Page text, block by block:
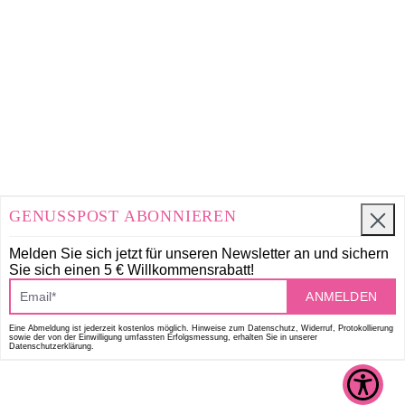
GENUSSPOST ABONNIEREN
Melden Sie sich jetzt für unseren Newsletter an und sichern
Sie sich einen 5 € Willkommensrabatt!
ANMELDEN
Eine Abmeldung ist jederzeit kostenlos möglich. Hinweise zum Datenschutz, Widerruf, Protokollierung
sowie der von der Einwilligung umfassten Erfolgsmessung, erhalten Sie in unserer
Datenschutzerklärung.